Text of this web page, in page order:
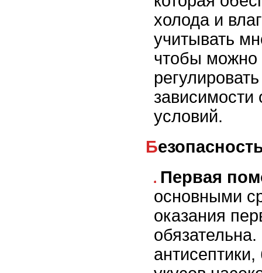
холода и
учитывать
чтобы
зависимости
условий.
Первая
основными
оказания